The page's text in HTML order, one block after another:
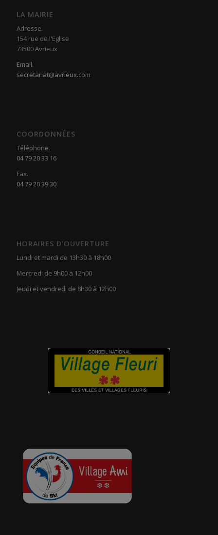
LA MAIRIE
Adresse.
154 rue de l'Eglise
73500 Avrieux
Email.
secretariat@avrieux.com
COORDONNÉES
Téléphone.
04 79 20 33 16
Fax.
04 79 20 39 30
HORAIRES D’OUVERTURE
Lundi et mardi de 13h30 à 18h00
Mercredi de 9h00 à 12h00
Jeudi et vendredi de 8h30 à 12h00